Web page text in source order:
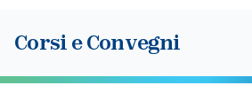
Corsi e Convegni